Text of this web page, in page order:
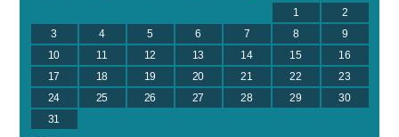
1
2
3
4 5 6 7 8
9
10
11 12 13 14 15
16
17
18 19 20 21 22
23
24
25 26 27 28 29
30
31